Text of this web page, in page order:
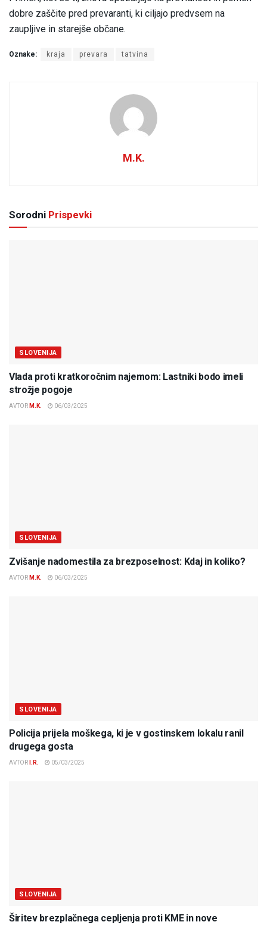
dobre zaščite pred prevaranti, ki ciljajo predvsem na
zaupljive in starejše občane.
Oznake: kraja prevara tatvina
M.K.
Sorodni Prispevki
SLOVENIJA
Vlada proti kratkoročnim najemom: Lastniki bodo imeli
strožje pogoje
AVTOR M.K. 06/03/2025
SLOVENIJA
Zvišanje nadomestila za brezposelnost: Kdaj in koliko?
AVTOR M.K. 06/03/2025
SLOVENIJA
Policija prijela moškega, ki je v gostinskem lokalu ranil
drugega gosta
AVTOR I.R. 05/03/2025
SLOVENIJA
Širitev brezplačnega cepljenja proti KME in nove